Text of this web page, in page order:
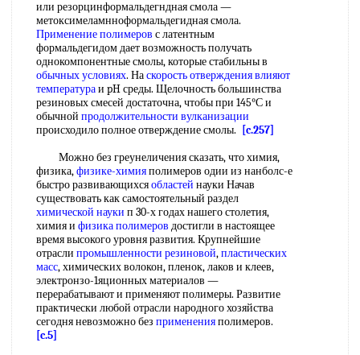
или резорцинформальдегндная смола —
метоксимеламнноформальдегидная смола.
Применение полимеров с латентным
формальдегидом дает возможность получать
однокомпонентные смолы, которые стабильны в
обычных условиях. Наскорость отверждениявлияют
температураи pH среды. Щелочность большинства
резиновых смесей достаточна, чтобы при 145°С и
обычной продолжительности вулканизации
происходило полное отверждение смолы.
[c.257]
Можно без греунеличения сказать, что химия,
физика,физике-химияполимеров одии из нанболс-е
быстро развивающихсяобластей науки Начав
существовать как самостоятельный раздел
химической науки п 30-х годах нашего столетия,
химия и физика полимеров достигли в настоящее
время высокого уровня развития. Крупнейшие
отрасли промышленности резиновой,пластических
масс, химических волокон, пленок, лаков и клеев,
электронзо-1яционных материалов —
перерабатывают и применяют полимеры. Развитие
практически любой отрасли народного хозяйства
сегодня невозможно без примененияполимеров.
[c.5]